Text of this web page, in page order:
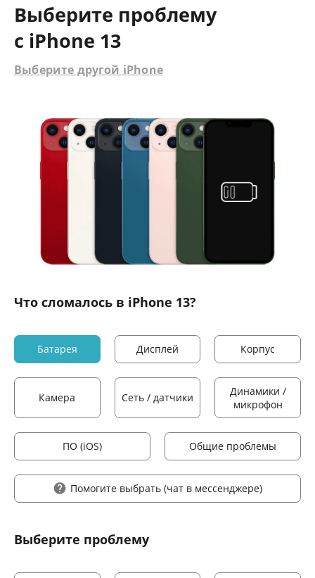
Выберите проблему
с iPhone 13
Выберите другой iPhone
Что сломалось в iPhone 13?
Батарея Дисплей Корпус
Камера Сеть / датчики
Динамики /
микрофон
ПО (iOS) Общие проблемы
Помогите выбрать (чат в мессенджере)
Выберите проблему